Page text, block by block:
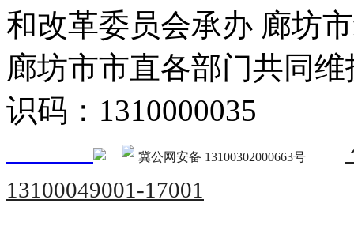
和改革委员会承办 廊坊
廊坊市市直各部门共同
识码：1310000035
冀公网安备 13100302000663号
13100049001-17001